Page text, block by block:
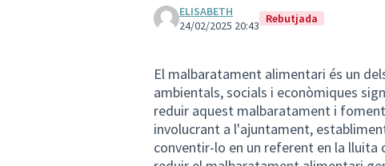
ELISABETH
24/02/2025 20:43 Rebutjada
El malbaratament alimentari és un
ambientals, socials i econòmiques
reduir aquest malbaratament i
involucrant a l'ajuntament,
conventir-lo en un referent en la